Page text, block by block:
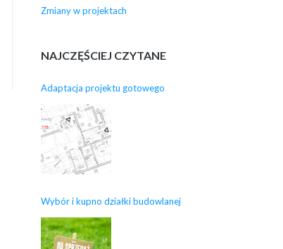
Zmiany w projektach
NAJCZĘŚCIEJ CZYTANE
Adaptacja projektu gotowego
Wybór i kupno działki budowlanej